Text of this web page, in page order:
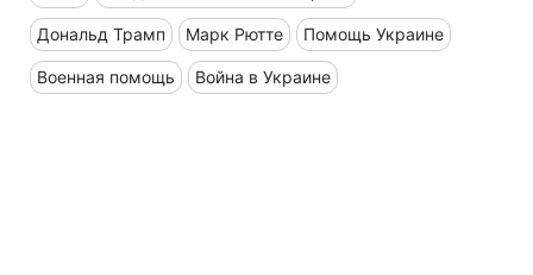
Дональд Трамп Марк Рютте Помощь Украине
Военная помощь Война в Украине